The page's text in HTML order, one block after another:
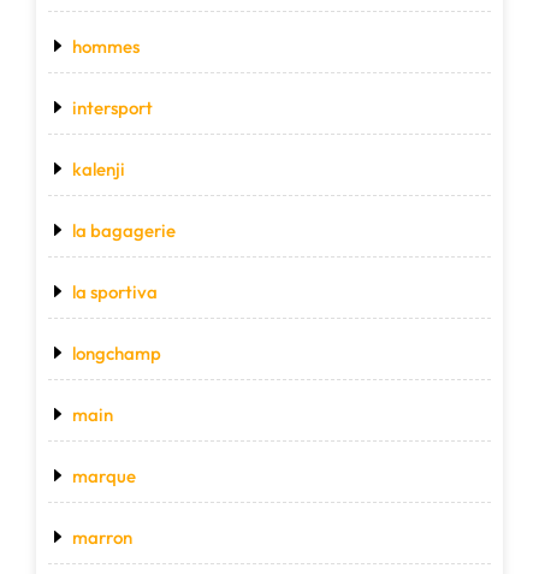
hommes
intersport
kalenji
la bagagerie
la sportiva
longchamp
main
marque
marron